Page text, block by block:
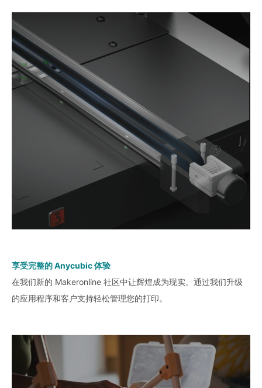
享受完整的 Anycubic 体验
在我们新的 Makeronline 社区中让辉煌成为现实。通过我们升级
的应用程序和客户支持轻松管理您的打印。